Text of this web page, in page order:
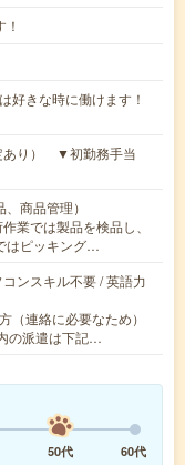
好きな時に働けます！
あり） ▼初勤務手当
商品管理）
業では製品を検品し、
はピッキング…
ンスキル不要 / 英語力
（連絡に必要なため）
の派遣は下記…
50代 60代